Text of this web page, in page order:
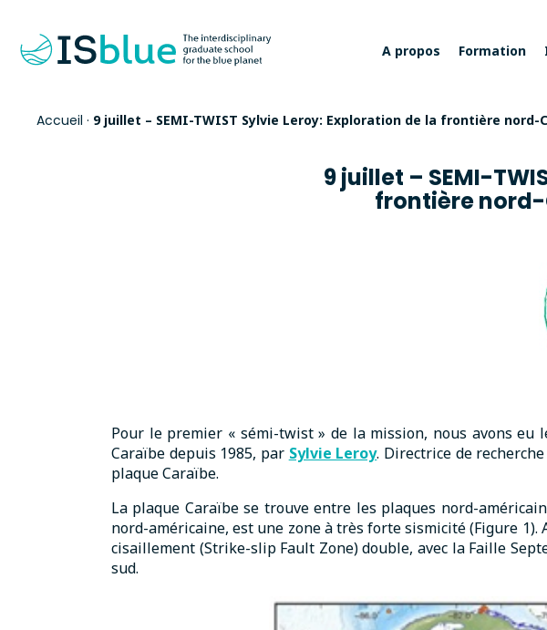
A propos Formation
Accueil · 9 juillet – SEMI-TWIST Sylvie Leroy: Exploration de la frontière nord-
9 juillet – SEMI-
frontière nord-
Pour le premier « sémi-twist » de la mission, nous avons
Caraïbe depuis 1985, par Sylvie Leroy. Directrice de
plaque Caraïbe.
La plaque Caraïbe se trouve entre les plaques nord-
nord-américaine, est une zone à très forte sismicité (Figure
cisaillement (Strike-slip Fault Zone) double, avec la Faille
sud.